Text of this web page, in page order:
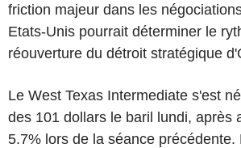
friction majeur dans les
Etats-Unis pourrait déterminer le
réouverture du détroit stratégique
Le West Texas Intermediate s'est
des 101 dollars le baril lundi, après
5.7% lors de la séance précédente.